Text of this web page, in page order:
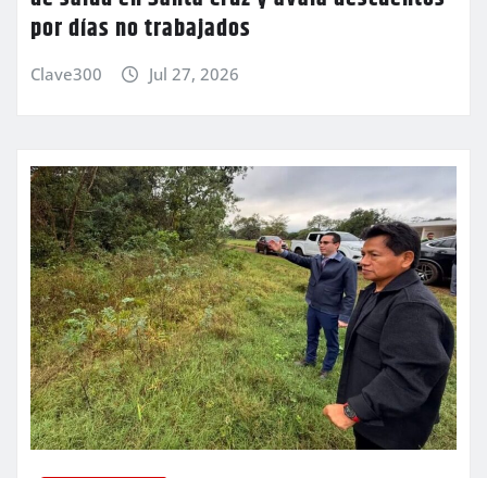
por días no trabajados
Clave300 Jul 27, 2026